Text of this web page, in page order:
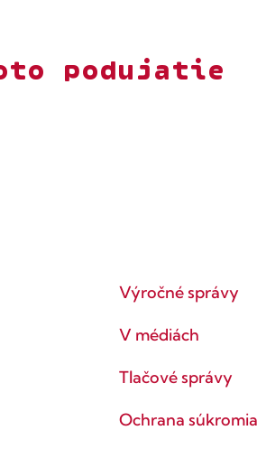
podujatie
Výročné správy
V médiách
Tlačové správy
Ochrana súkromia